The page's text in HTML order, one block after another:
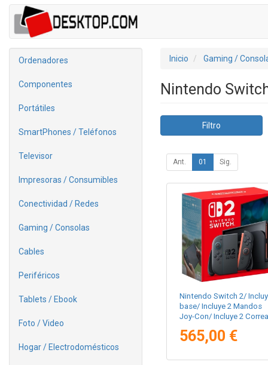
Ordenadores
Componentes
Portátiles
SmartPhones / Teléfonos
Televisor
Impresoras / Consumibles
Conectividad / Redes
Gaming / Consolas
Cables
Periféricos
Tablets / Ebook
Foto / Video
Hogar / Electrodomésticos
Inicio Gaming /
Nintendo
Filtro
Ant. 01 Sig.
Nintendo Switch 2/
base/ Incluye 2 Mandos
Joy-Con/ Incluye 2
565,00 €